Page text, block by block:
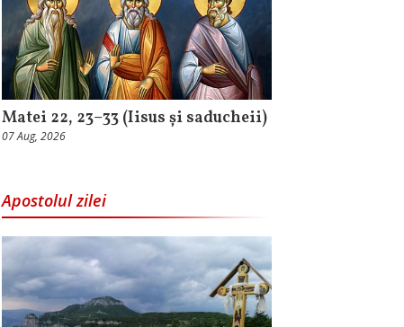
Matei 22, 23–33 (Iisus și saducheii)
07 Aug, 2026
Apostolul zilei